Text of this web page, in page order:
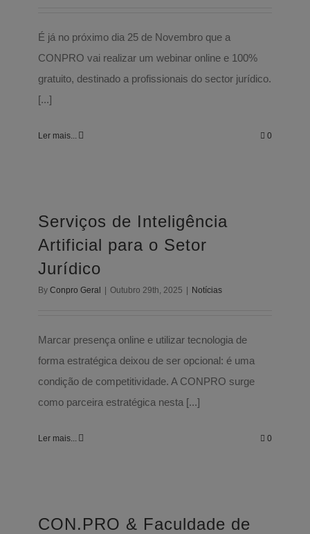
É já no próximo dia 25 de Novembro que a
CONPRO vai realizar um webinar online e 100%
gratuito, destinado a profissionais do sector jurídico.
[...]
Ler mais... 0
Notícias
Serviços de Inteligência
Artificial para o Setor
Jurídico
By Conpro Geral Outubro 29th, 2025 Notícias
Marcar presença online e utilizar tecnologia de
forma estratégica deixou de ser opcional: é uma
condição de competitividade. A CONPRO surge
como parceira estratégica nesta [...]
Ler mais... 0
de Formação de Economia Azul
CON.PRO & Faculdade de